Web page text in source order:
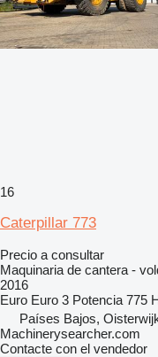
16
Caterpillar 773
Precio a consultar
Maquinaria de cantera -
2016
Euro Euro 3 Potencia 775
Países Bajos,
Machinerysearcher.com
Contacte con el vendedor